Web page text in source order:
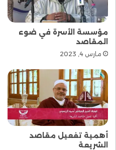
مؤسسة الأسرة في ضوء
المقاصد
مارس 4, 2023
أهمية تفعيل مقاصد
الشريعة